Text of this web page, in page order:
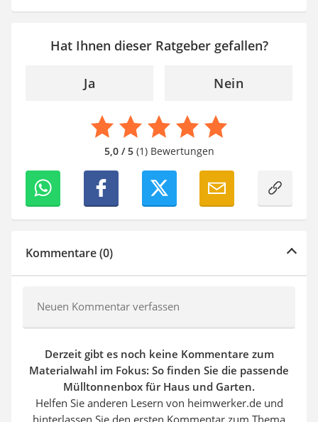
Hat Ihnen dieser Ratgeber gefallen?
Ja Nein
5,0 / 5(1) Bewertungen
Kommentare (0)
Neuen Kommentar verfassen
Derzeit gibt es noch keine Kommentare zum
Materialwahl im Fokus: So finden Sie die passende
Mülltonnenbox für Haus und Garten.
Helfen Sie anderen Lesern von heimwerker.de und
hinterlassen Sie den ersten Kommentar zum Thema